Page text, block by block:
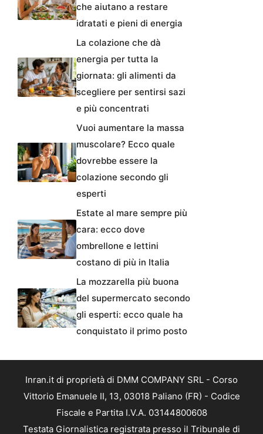
che aiutano a restare
idratati e pieni di energia
La colazione che dà
energia per tutta la
giornata: gli alimenti da
scegliere per sentirsi sazi
e più concentrati
Vuoi aumentare la massa
muscolare? Ecco quale
dovrebbe essere la
colazione secondo gli
esperti
Estate al mare sempre più
cara: ecco dove
ombrellone e lettini
costano di più in Italia
La mozzarella più buona
del supermercato secondo
gli esperti: ecco quale ha
conquistato il primo posto
Inran.it di proprietà di DMM COMPANY SRL - Corso
Vittorio Emanuele II, 13, 03018 Paliano (FR) - Codice
Fiscale e Partita I.V.A. 03144800608
Testata Giornalistica registrata presso il Tribunale di